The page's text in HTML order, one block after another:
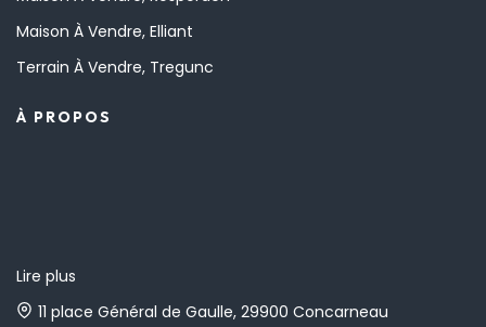
Maison À Vendre, Elliant
Terrain À Vendre, Tregunc
À PROPOS
Lire plus
11 place Général de Gaulle, 29900 Concarneau